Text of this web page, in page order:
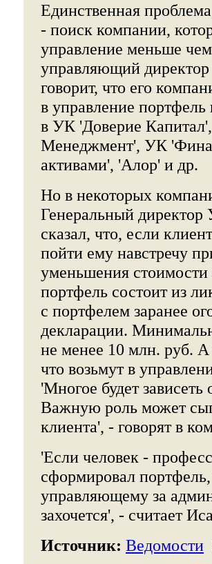
Единственная
- поиск компании,
управление меньше
управляющий
говорит, что его
в управление
в УК 'Доверие
Менеджмент', УК
активами', 'Алор' и др.
Но в некоторых
Генеральный
сказал, что, если
пойти ему навстречу
уменьшения стоимости
портфель состоит из
с портфелем заранее
декларации.
не менее 10 млн. руб.
что возьмут в
'Многое будет
Важную роль может
клиента', - говорят в
'Если человек -
сформировал
управляющему за
захочется', - считает
Источник: Ведомости